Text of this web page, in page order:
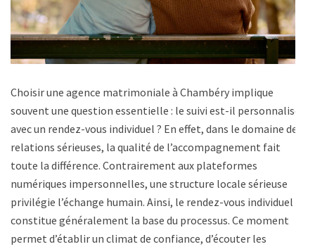
Choisir une agence matrimoniale à Chambéry implique
souvent une question essentielle : le suivi est-il personnalisé,
avec un rendez-vous individuel ? En effet, dans le domaine des
relations sérieuses, la qualité de l’accompagnement fait
toute la différence. Contrairement aux plateformes
numériques impersonnelles, une structure locale sérieuse
privilégie l’échange humain. Ainsi, le rendez-vous individuel
constitue généralement la base du processus. Ce moment
permet d’établir un climat de confiance, d’écouter les